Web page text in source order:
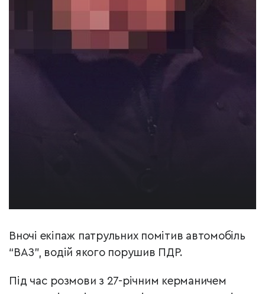
Вночі екіпаж патрульних помітив автомобіль
“ВАЗ”, водій якого порушив ПДР.
Під час розмови з 27-річним керманичем